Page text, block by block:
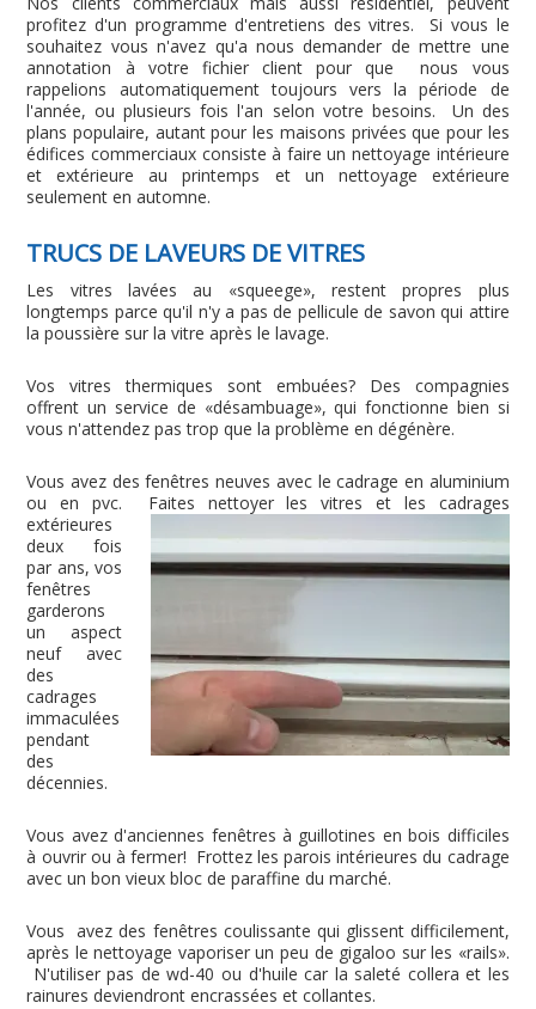
profitez d'un programme d'entretiens des vitres. Si vous le
souhaitez vous n'avez qu'a nous demander de mettre une
annotation à votre fichier client pour que nous vous
rappelions automatiquement toujours vers la période de
l'année, ou plusieurs fois l'an selon votre besoins. Un des
plans populaire, autant pour les maisons privées que pour les
édifices commerciaux consiste à faire un nettoyage intérieure
et extérieure au printemps et un nettoyage extérieure
seulement en automne.
TRUCS DE LAVEURS DE VITRES
Les vitres lavées au «squeege», restent propres plus
longtemps parce qu'il n'y a pas de pellicule de savon qui attire
la poussière sur la vitre après le lavage.
Vos vitres thermiques sont embuées? Des compagnies
offrent un service de «désambuage», qui fonctionne bien si
vous n'attendez pas trop que la problème en dégénère.
Vous avez des fenêtres neuves avec le cadrage en aluminium
ou en pvc. Faites nettoyer les vitres et les cadrages
extérieures
deux fois
par ans, vos
fenêtres
garderons
un aspect
neuf avec
des
cadrages
immaculées
pendant
des
décennies.
Vous avez d'anciennes fenêtres à guillotines en bois difficiles
à ouvrir ou à fermer! Frottez les parois intérieures du cadrage
avec un bon vieux bloc de paraffine du marché.
Vous avez des fenêtres coulissante qui glissent difficilement,
après le nettoyage vaporiser un peu de gigaloo sur les «rails».
N'utiliser pas de wd-40 ou d'huile car la saleté collera et les
rainures deviendront encrassées et collantes.